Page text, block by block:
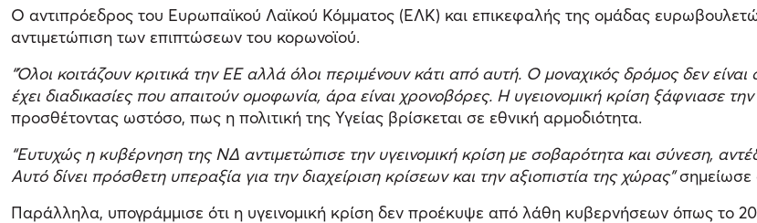
Ο αντιπρόεδρος του Ευρωπαϊκού Λαϊκού Κόμματος (ΕΛΚ) και επικεφαλής της ομάδας
αντιμετώπιση των επιπτώσεων του κορωνοϊού.
“Όλοι κοιτάζουν κριτικά την ΕΕ αλλά όλοι περιμένουν κάτι από αυτή. Ο μοναχικός δρόμος δεν
έχει διαδικασίες που απαιτούν ομοφωνία, άρα είναι χρονοβόρες. Η υγειονομική κρίση ξάφνιασε
προσθέτοντας ωστόσο, πως η πολιτική της Υγείας βρίσκεται σε εθνική αρμοδιότητα.
“Ευτυχώς η κυβέρνηση της ΝΔ αντιμετώπισε την υγεινομική κρίση με σοβαρότητα και σύνεση,
Αυτό δίνει πρόσθετη υπεραξία για την διαχείριση κρίσεων και την αξιοπιστία της χώρας”σημείωσε
Παράλληλα, υπογράμμισε ότι η υγεινομική κρίση δεν προέκυψε από λάθη κυβερνήσεων όπως το